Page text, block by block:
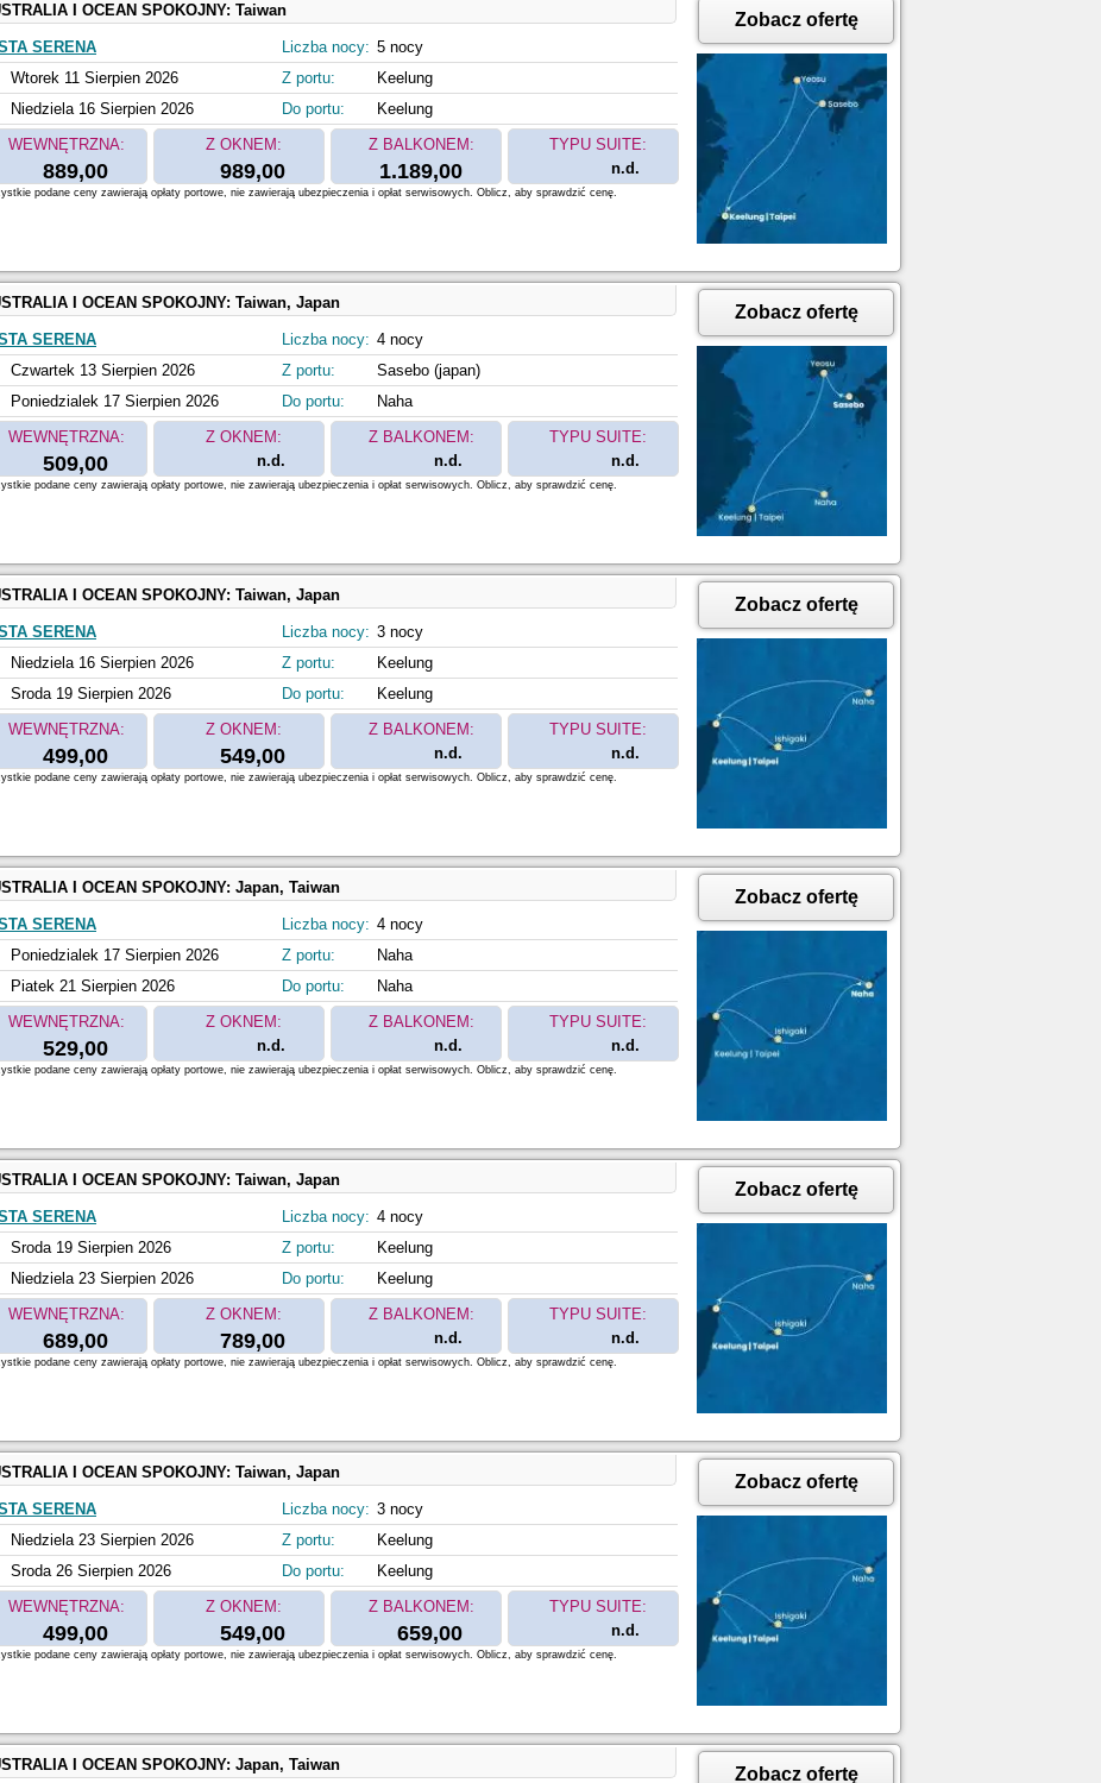
I OCEAN SPOKOJNY: Taiwan
SERENA
Wtorek 11 Sierpien 2026
Niedziela 16 Sierpien 2026
Liczba nocy: 5 nocy
Z portu:
Keelung
Do portu:
Keelung
WEWNĘTRZNA:
889,00
Z OKNEM:
989,00
Z BALKONEM:
1.189,00
TYPU SUITE:
n.d.
Zobacz ofertę
podane ceny zawierają opłaty portowe, nie zawierają ubezpieczenia i opłat serwisowych. Oblicz, aby sprawdzić cenę.
I OCEAN SPOKOJNY: Taiwan, Japan
SERENA
Czwartek 13 Sierpien 2026
Poniedzialek 17 Sierpien 2026
Liczba nocy: 4 nocy
Z portu:
Sasebo (japan)
Do portu:
Naha
WEWNĘTRZNA:
509,00
Z OKNEM:
n.d.
Z BALKONEM:
n.d.
TYPU SUITE:
n.d.
Zobacz ofertę
podane ceny zawierają opłaty portowe, nie zawierają ubezpieczenia i opłat serwisowych. Oblicz, aby sprawdzić cenę.
I OCEAN SPOKOJNY: Taiwan, Japan
SERENA
Niedziela 16 Sierpien 2026
Sroda 19 Sierpien 2026
Liczba nocy: 3 nocy
Z portu:
Keelung
Do portu:
Keelung
WEWNĘTRZNA:
499,00
Z OKNEM:
549,00
Z BALKONEM:
n.d.
TYPU SUITE:
n.d.
Zobacz ofertę
podane ceny zawierają opłaty portowe, nie zawierają ubezpieczenia i opłat serwisowych. Oblicz, aby sprawdzić cenę.
I OCEAN SPOKOJNY: Japan, Taiwan
SERENA
Poniedzialek 17 Sierpien 2026
Piatek 21 Sierpien 2026
Liczba nocy: 4 nocy
Z portu:
Naha
Do portu:
Naha
WEWNĘTRZNA:
529,00
Z OKNEM:
n.d.
Z BALKONEM:
n.d.
TYPU SUITE:
n.d.
Zobacz ofertę
podane ceny zawierają opłaty portowe, nie zawierają ubezpieczenia i opłat serwisowych. Oblicz, aby sprawdzić cenę.
I OCEAN SPOKOJNY: Taiwan, Japan
SERENA
Sroda 19 Sierpien 2026
Niedziela 23 Sierpien 2026
Liczba nocy: 4 nocy
Z portu:
Keelung
Do portu:
Keelung
WEWNĘTRZNA:
689,00
Z OKNEM:
789,00
Z BALKONEM:
n.d.
TYPU SUITE:
n.d.
Zobacz ofertę
podane ceny zawierają opłaty portowe, nie zawierają ubezpieczenia i opłat serwisowych. Oblicz, aby sprawdzić cenę.
I OCEAN SPOKOJNY: Taiwan, Japan
SERENA
Niedziela 23 Sierpien 2026
Sroda 26 Sierpien 2026
Liczba nocy: 3 nocy
Z portu:
Keelung
Do portu:
Keelung
WEWNĘTRZNA:
499,00
Z OKNEM:
549,00
Z BALKONEM:
659,00
TYPU SUITE:
n.d.
Zobacz ofertę
podane ceny zawierają opłaty portowe, nie zawierają ubezpieczenia i opłat serwisowych. Oblicz, aby sprawdzić cenę.
I OCEAN SPOKOJNY: Japan, Taiwan Zobacz ofertę